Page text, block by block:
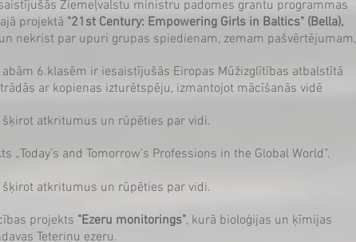
Ziemeļvalstu ministru padomes grantu programmas
​​projektā "21st Century: Empowering Girls in Baltics" (Bella),
nekrist par upuri grupas spiedienam, zemam pašvērtējumam,
6.klasēm ir iesaistījušās Eiropas ​Mūžizglītības atbalstītā
ar kopienas izturētspēju, izmantojot mācīšanās vidē
atkritumus un rūpēties par vidi.
and Tomorrow’s Professions in the Global World”.
atkritumus un rūpēties par vidi.
projekts "Ezeru monitorings", kurā bioloģijas un ķīmijas
Teteriņu ezeru.